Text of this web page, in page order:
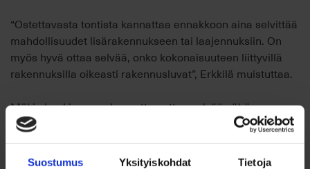
Suostumus Yksityiskohdat Tietoja
“Ostettavasta tontista kannattaa ennakkoon aina selvittää
mahdollisuudet lisärakennukseen tai laajennuksiin. On
myös hyvä ottaa selvää, onko kokonaisuuteen liittyvillä
rakennuksilla oikeasti rakennusluvat”, Erkkilä muistuttaa.
Mökin hankinnassa kannattaa ottaa selvää vähän
laajemmistakin kysymyksistä, kuten mahdollisista
kaavoituksista tai ympäristönsuojelualueista.